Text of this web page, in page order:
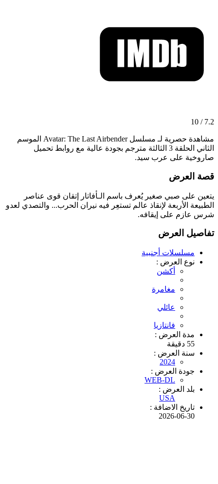
7.2 / 10
مشاهدة حصرية لـ مسلسل Avatar: The Last Airbender الموسم
الثاني الحلقة 3 الثالثة مترجم بجودة عالية مع روابط تحميل
صاروخية على عرب سيد.
قصة العرض
يتعين على صبي صغير يُعرف باسم الـأفاتار إتقان قوى عناصر
الطبيعة الأربعة لإنقاذ عالم تستعِر فيه نيران الحرب... والتصدي لعدو
شرس عازم على إيقافه.
تفاصيل العرض
مسلسلات أجنبية
نوع العرض :
أكشن
مغامرة
عائلي
فانتازيا
مدة العرض :
55 دقيقة
سنة العرض :
2024
جودة العرض :
WEB-DL
بلد العرض :
USA
تاريخ الاضافة :
2026-06-30